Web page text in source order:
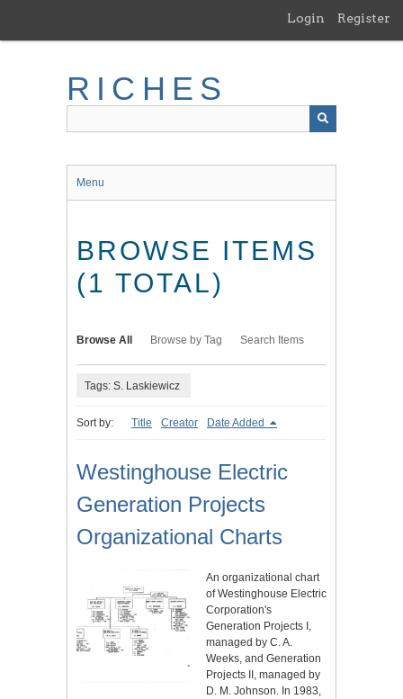
main
Login Register
RICHES
Menu
BROWSE ITEMS
(1 TOTAL)
Browse All Browse by Tag Search Items
Tags: S. Laskiewicz
Sort by: Title Creator Date Added
Westinghouse Electric
Generation Projects
Organizational Charts
An organizational chart
of Westinghouse Electric
Corporation's
Generation Projects I,
managed by C. A.
Weeks, and Generation
Projects II, managed by
D. M. Johnson. In 1983,